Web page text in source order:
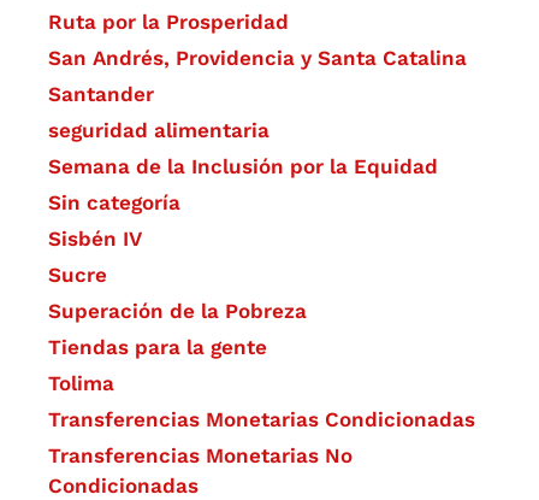
Ruta por la Prosperidad
San Andrés, Providencia y Santa Catalina
Santander
seguridad alimentaria
Semana de la Inclusión por la Equidad
Sin categoría
Sisbén IV
Sucre
Superación de la Pobreza
Tiendas para la gente
Tolima
Transferencias Monetarias Condicionadas
Transferencias Monetarias No
Condicionadas